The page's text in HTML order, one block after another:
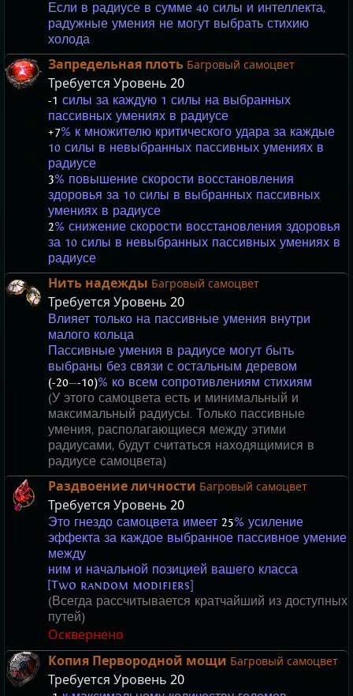
Если в радиусе в сумме 40 силы и интеллекта,
радужные умения не могут выбрать стихию
холода
Запредельная плоть Багровый самоцвет
Требуется Уровень 20
-1 силы за каждую 1 силы на выбранных
пассивных умениях в радиусе
+7% к множителю критического удара за каждые
10 силы в невыбранных пассивных умениях в
радиусе
3% повышение скорости восстановления
здоровья за 10 силы в выбранных пассивных
умениях в радиусе
2% снижение скорости восстановления здоровья
за 10 силы в невыбранных пассивных умениях в
радиусе
Нить надежды Багровый самоцвет
Требуется Уровень 20
Влияет только на пассивные умения внутри
малого кольца
Пассивные умения в радиусе могут быть
выбраны без связи с остальным деревом
(-20—-10)% ко всем сопротивлениям стихиям
(У этого самоцвета есть и минимальный и
максимальный радиусы. Только пассивные
умения, располагающиеся между этими
радиусами, будут считаться находящимися в
радиусе самоцвета)
Раздвоение личности Багровый самоцвет
Требуется Уровень 20
Это гнездо самоцвета имеет 25% усиление
эффекта за каждое выбранное пассивное умение
между
ним и начальной позицией вашего класса
[Two random modifiers]
(Всегда рассчитывается кратчайший из доступных
путей)
Осквернено
Копия Первородной мощи Багровый самоцвет
Требуется Уровень 20